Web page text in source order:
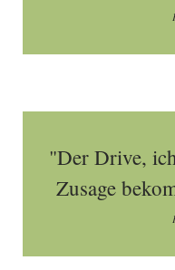
"Der Drive,
Zusage